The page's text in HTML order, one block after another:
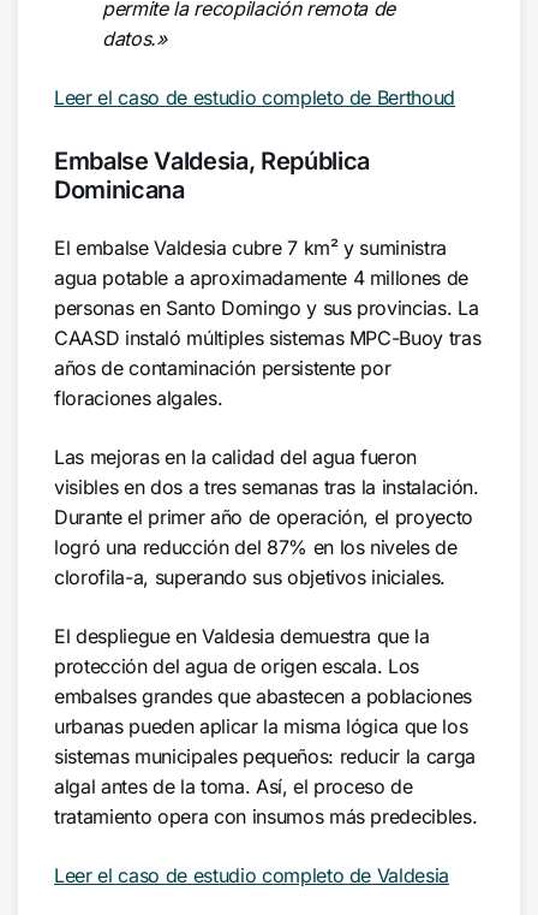
permite la recopilación remota de
datos.»
Leer el caso de estudio completo de Berthoud
Embalse Valdesia, República
Dominicana
El embalse Valdesia cubre 7 km² y suministra
agua potable a aproximadamente 4 millones de
personas en Santo Domingo y sus provincias. La
CAASD instaló múltiples sistemas MPC-Buoy tras
años de contaminación persistente por
floraciones algales.
Las mejoras en la calidad del agua fueron
visibles en dos a tres semanas tras la instalación.
Durante el primer año de operación, el proyecto
logró una reducción del 87% en los niveles de
clorofila-a, superando sus objetivos iniciales.
El despliegue en Valdesia demuestra que la
protección del agua de origen escala. Los
embalses grandes que abastecen a poblaciones
urbanas pueden aplicar la misma lógica que los
sistemas municipales pequeños: reducir la carga
algal antes de la toma. Así, el proceso de
tratamiento opera con insumos más predecibles.
Leer el caso de estudio completo de Valdesia